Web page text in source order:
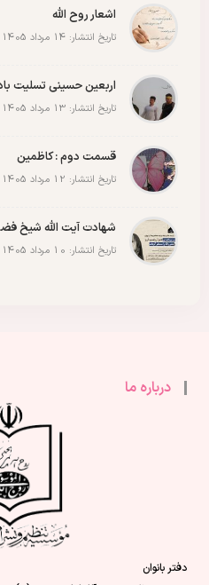
اشعار روح الله
تاریخ انتشار: 14 مرداد 1405
اربعین حسینی تسلیت
تاریخ انتشار: 13 مرداد 1405
قسمت دوم : کاظمین
تاریخ انتشار: 12 مرداد 1405
شهادت آیت الله شیخ
تاریخ انتشار: 10 مرداد 1405
درباره ما
دفتر بانوان